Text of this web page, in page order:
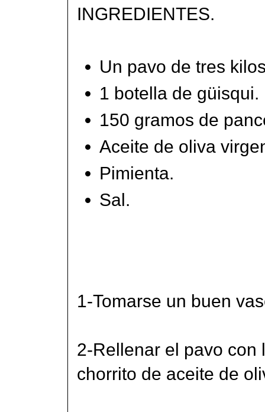
INGREDIENTES.
Un pavo de tres
1 botella de güisqui.
150 gramos de
Aceite de oliva
Pimienta.
Sal.
1-Tomarse un buen
2-Rellenar el pavo con
chorrito de aceite de